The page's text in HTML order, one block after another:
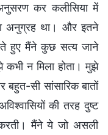
कर कलीसिया में
अनुग्रह था। और इतने
हुए मैंने कुछ सत्य जाने
न मिला होता। मुझे
बहुत-सी सांसारिक बातों
की तरह दुष्ट
करती। मैंने ये जो असली